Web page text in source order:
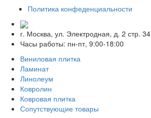
Политика конфеденциальности
г. Москва, ул. Электродная, д. 2 стр. 34
Часы работы: пн-пт, 9:00-18:00
Виниловая плитка
Ламинат
Линолеум
Ковролин
Ковровая плитка
Сопутствующие товары